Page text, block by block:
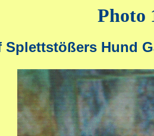
Photo
Splettstößers Hund